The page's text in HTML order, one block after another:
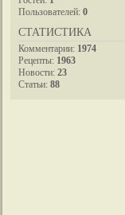
Пользователей: 0
СТАТИСТИКА
Комментарии: 1974
Рецепты: 1963
Новости: 23
Статьи: 88